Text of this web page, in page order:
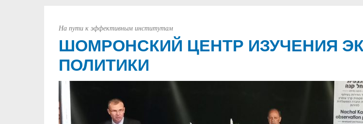
ШОМРОНСКИЙ ЦЕНТР ИЗУЧЕНИЯ
ПОЛИТИКИ
На пути к эффективным институтам